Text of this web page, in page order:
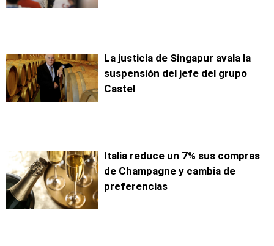
La justicia de Singapur avala la
suspensión del jefe del grupo
Castel
Italia reduce un 7% sus compras
de Champagne y cambia de
preferencias